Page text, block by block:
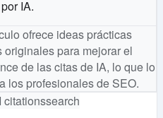
IA.
ofrece ideas prácticas
para mejorar el
de las citas de IA, lo que lo
los profesionales de SEO.
citationssearch